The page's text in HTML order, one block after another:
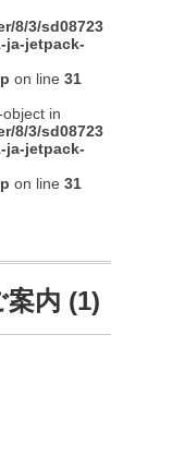
8/3/sd08723
ja-jetpack-
on line 31
in
8/3/sd08723
ja-jetpack-
on line 31
案内 (1)